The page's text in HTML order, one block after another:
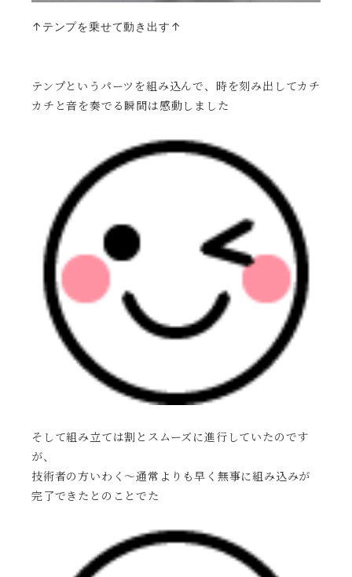
↑テンプを乗せて動き出す↑
テンプというパーツを組み込んで、時を刻み出してカチ
カチと音を奏でる瞬間は感動しました
そして組み立ては割とスムーズに進行していたのです
が、
技術者の方いわく〜通常よりも早く無事に組み込みが
完了できたとのことでた